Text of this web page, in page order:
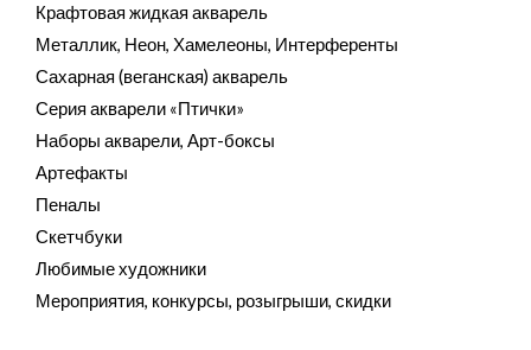
Крафтовая жидкая акварель
Металлик, Неон, Хамелеоны, Интерференты
Сахарная (веганская) акварель
Серия акварели «Птички»
Наборы акварели, Арт-боксы
Артефакты
Пеналы
Скетчбуки
Любимые художники
Мероприятия, конкурсы, розыгрыши, скидки